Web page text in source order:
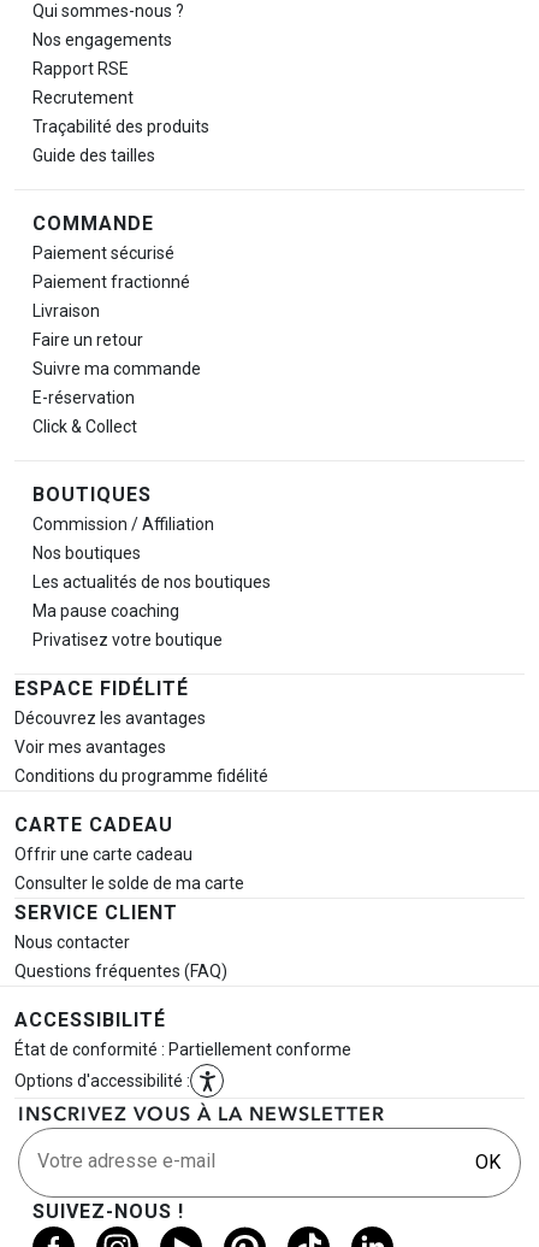
Qui sommes-nous ?
Nos engagements
Rapport RSE
Recrutement
Traçabilité des produits
Guide des tailles
COMMANDE
Paiement sécurisé
Paiement fractionné
Livraison
Faire un retour
Suivre ma commande
E-réservation
Click & Collect
BOUTIQUES
Commission / Affiliation
Nos boutiques
Les actualités de nos boutiques
Ma pause coaching
Privatisez votre boutique
ESPACE FIDÉLITÉ
Découvrez les avantages
Voir mes avantages
Conditions du programme fidélité
CARTE CADEAU
Offrir une carte cadeau
Consulter le solde de ma carte
SERVICE CLIENT
Nous contacter
Questions fréquentes (FAQ)
ACCESSIBILITÉ
État de conformité : Partiellement conforme
Options d'accessibilité :
INSCRIVEZ VOUS À LA NEWSLETTER
Votre adresse e-mail OK
SUIVEZ-NOUS !